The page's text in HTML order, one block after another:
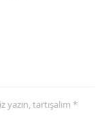
tartışalım *